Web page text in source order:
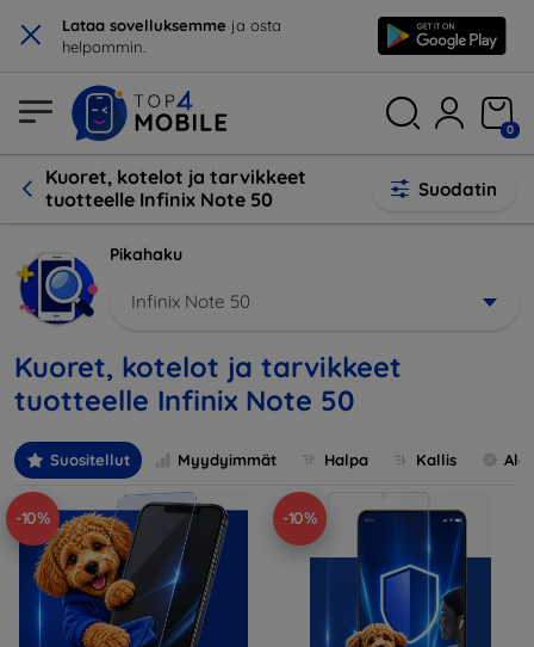
× Lataa sovelluksemme ja osta
helpommin.
0
Kuoret, kotelot ja tarvikkeet
tuotteelle Infinix Note 50
Suodatin
Pikahaku
Infinix Note 50
Kuoret, kotelot ja tarvikkeet
tuotteelle Infinix Note 50
Suositellut Myydyimmät Halpa Kallis
-10% -10%